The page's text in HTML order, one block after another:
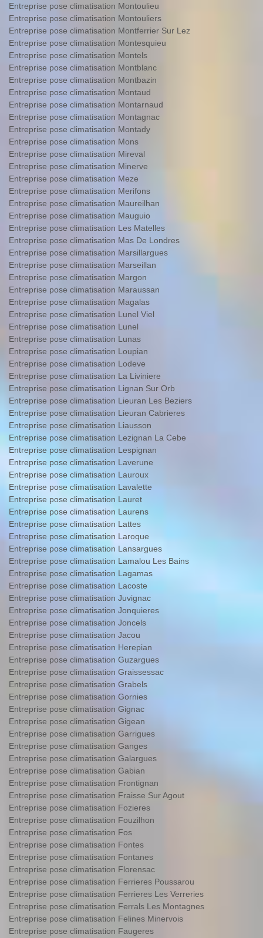
Entreprise pose climatisation Montoulieu
Entreprise pose climatisation Montouliers
Entreprise pose climatisation Montferrier Sur Lez
Entreprise pose climatisation Montesquieu
Entreprise pose climatisation Montels
Entreprise pose climatisation Montblanc
Entreprise pose climatisation Montbazin
Entreprise pose climatisation Montaud
Entreprise pose climatisation Montarnaud
Entreprise pose climatisation Montagnac
Entreprise pose climatisation Montady
Entreprise pose climatisation Mons
Entreprise pose climatisation Mireval
Entreprise pose climatisation Minerve
Entreprise pose climatisation Meze
Entreprise pose climatisation Merifons
Entreprise pose climatisation Maureilhan
Entreprise pose climatisation Mauguio
Entreprise pose climatisation Les Matelles
Entreprise pose climatisation Mas De Londres
Entreprise pose climatisation Marsillargues
Entreprise pose climatisation Marseillan
Entreprise pose climatisation Margon
Entreprise pose climatisation Maraussan
Entreprise pose climatisation Magalas
Entreprise pose climatisation Lunel Viel
Entreprise pose climatisation Lunel
Entreprise pose climatisation Lunas
Entreprise pose climatisation Loupian
Entreprise pose climatisation Lodeve
Entreprise pose climatisation La Liviniere
Entreprise pose climatisation Lignan Sur Orb
Entreprise pose climatisation Lieuran Les Beziers
Entreprise pose climatisation Lieuran Cabrieres
Entreprise pose climatisation Liausson
Entreprise pose climatisation Lezignan La Cebe
Entreprise pose climatisation Lespignan
Entreprise pose climatisation Laverune
Entreprise pose climatisation Lauroux
Entreprise pose climatisation Lavalette
Entreprise pose climatisation Lauret
Entreprise pose climatisation Laurens
Entreprise pose climatisation Lattes
Entreprise pose climatisation Laroque
Entreprise pose climatisation Lansargues
Entreprise pose climatisation Lamalou Les Bains
Entreprise pose climatisation Lagamas
Entreprise pose climatisation Lacoste
Entreprise pose climatisation Juvignac
Entreprise pose climatisation Jonquieres
Entreprise pose climatisation Joncels
Entreprise pose climatisation Jacou
Entreprise pose climatisation Herepian
Entreprise pose climatisation Guzargues
Entreprise pose climatisation Graissessac
Entreprise pose climatisation Grabels
Entreprise pose climatisation Gornies
Entreprise pose climatisation Gignac
Entreprise pose climatisation Gigean
Entreprise pose climatisation Garrigues
Entreprise pose climatisation Ganges
Entreprise pose climatisation Galargues
Entreprise pose climatisation Gabian
Entreprise pose climatisation Frontignan
Entreprise pose climatisation Fraisse Sur Agout
Entreprise pose climatisation Fozieres
Entreprise pose climatisation Fouzilhon
Entreprise pose climatisation Fos
Entreprise pose climatisation Fontes
Entreprise pose climatisation Fontanes
Entreprise pose climatisation Florensac
Entreprise pose climatisation Ferrieres Poussarou
Entreprise pose climatisation Ferrieres Les Verreries
Entreprise pose climatisation Ferrals Les Montagnes
Entreprise pose climatisation Felines Minervois
Entreprise pose climatisation Faugeres